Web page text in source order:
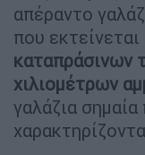
απέραντο
που εκτείνεται
καταπράσινων
χιλιομέτρων
γαλάζια